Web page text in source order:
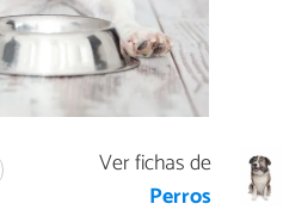
Ver fichas de
Perros